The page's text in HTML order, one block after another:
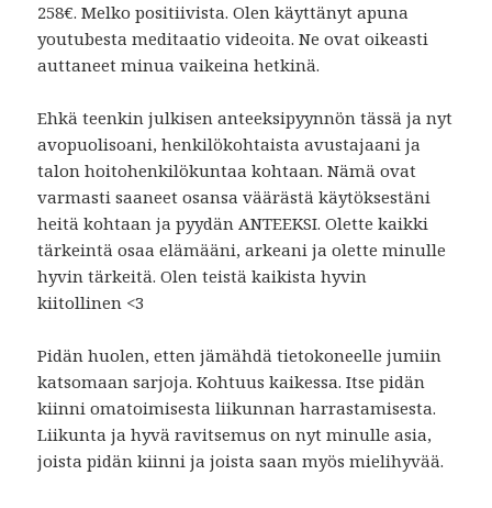
258€. Melko positiivista. Olen käyttänyt apuna
youtubesta meditaatio videoita. Ne ovat oikeasti
auttaneet minua vaikeina hetkinä.
Ehkä teenkin julkisen anteeksipyynnön tässä ja nyt
avopuolisoani, henkilökohtaista avustajaani ja
talon hoitohenkilökuntaa kohtaan. Nämä ovat
varmasti saaneet osansa väärästä käytöksestäni
heitä kohtaan ja pyydän ANTEEKSI. Olette kaikki
tärkeintä osaa elämääni, arkeani ja olette minulle
hyvin tärkeitä. Olen teistä kaikista hyvin
kiitollinen <3
Pidän huolen, etten jämähdä tietokoneelle jumiin
katsomaan sarjoja. Kohtuus kaikessa. Itse pidän
kiinni omatoimisesta liikunnan harrastamisesta.
Liikunta ja hyvä ravitsemus on nyt minulle asia,
joista pidän kiinni ja joista saan myös mielihyvää.